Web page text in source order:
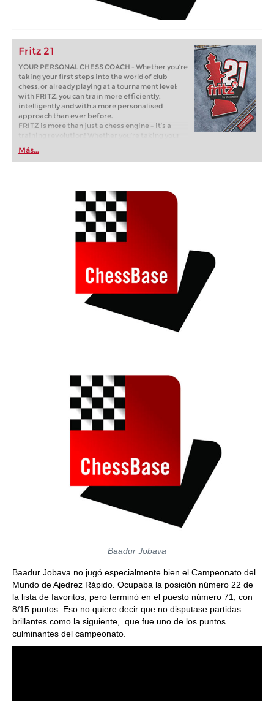
Fritz 21
YOUR PERSONAL CHESS COACH - Whether you’re
taking your first steps into the world of club
chess, or already playing at a tournament level:
with FRITZ, you can train more efficiently,
intelligently and with a more personalised
approach than ever before.
FRITZ is more than just a chess engine – it’s a
training revolution! Whether you’re taking your
first steps into the world of club chess, or already
playing at a tournament level: with FRITZ, you can
train more efficiently, intelligently and with a
Más...
Baadur Jobava
Baadur Jobava no jugó especialmente bien el Campeonato del
Mundo de Ajedrez Rápido. Ocupaba la posición número 22 de
la lista de favoritos, pero terminó en el puesto número 71, con
8/15 puntos. Eso no quiere decir que no disputase partidas
brillantes como la siguiente, que fue uno de los puntos
culminantes del campeonato.